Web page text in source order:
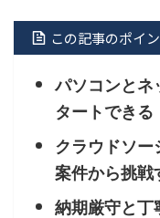
この記事のポイ
パソコンとネ
タートできる
クラウドソー
案件から挑戦
納期厳守と丁